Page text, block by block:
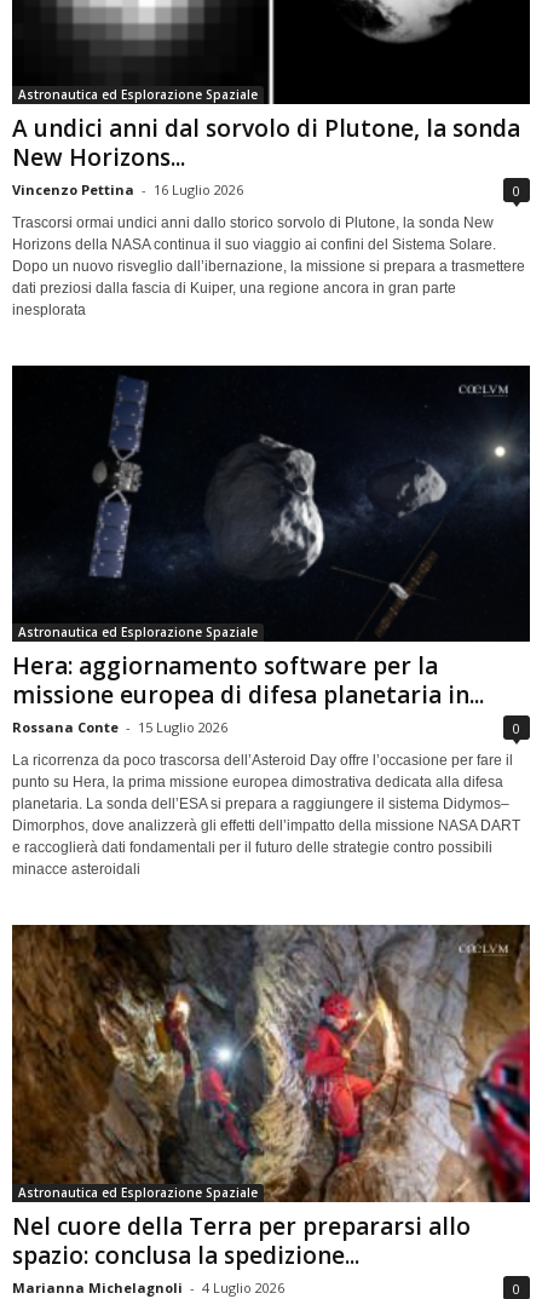
Astronautica ed Esplorazione Spaziale
A undici anni dal sorvolo di Plutone, la sonda
New Horizons...
Vincenzo Pettina - 16 Luglio 2026 0
Trascorsi ormai undici anni dallo storico sorvolo di Plutone, la sonda New
Horizons della NASA continua il suo viaggio ai confini del Sistema Solare.
Dopo un nuovo risveglio dall’ibernazione, la missione si prepara a trasmettere
dati preziosi dalla fascia di Kuiper, una regione ancora in gran parte
inesplorata
Astronautica ed Esplorazione Spaziale
Hera: aggiornamento software per la
missione europea di difesa planetaria in...
Rossana Conte - 15 Luglio 2026 0
La ricorrenza da poco trascorsa dell’Asteroid Day offre l’occasione per fare il
punto su Hera, la prima missione europea dimostrativa dedicata alla difesa
planetaria. La sonda dell’ESA si prepara a raggiungere il sistema Didymos–
Dimorphos, dove analizzerà gli effetti dell’impatto della missione NASA DART
e raccoglierà dati fondamentali per il futuro delle strategie contro possibili
minacce asteroidali
Astronautica ed Esplorazione Spaziale
Nel cuore della Terra per prepararsi allo
spazio: conclusa la spedizione...
Marianna Michelagnoli - 4 Luglio 2026 0